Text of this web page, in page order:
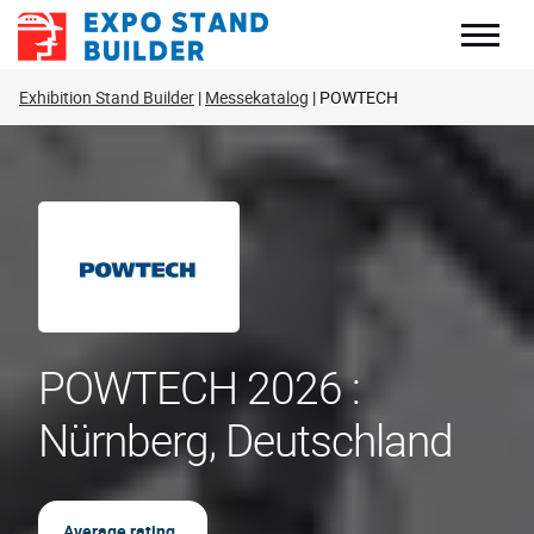
Zum
Inhalt
Exhibition Stand Builder Messekatalog POWTECH
POWTECH 2026 :
Nürnberg, Deutschland